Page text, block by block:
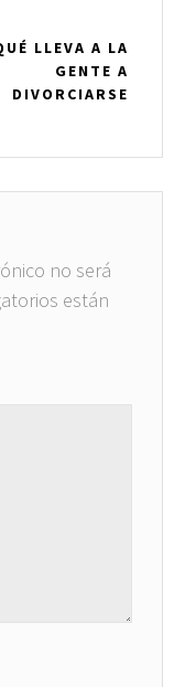
LLEVA A LA
GENTE A
DIVORCIARSE
no será
están